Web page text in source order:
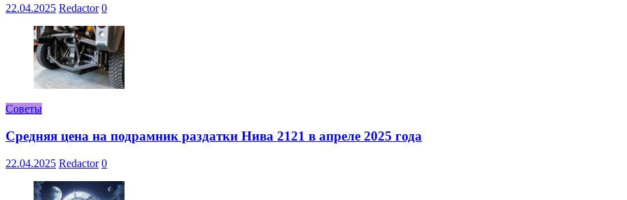
22.04.2025 Redactor 0
Советы
Средняя цена на подрамник раздатки Нива 2121 в апреле 2025 года
22.04.2025 Redactor 0